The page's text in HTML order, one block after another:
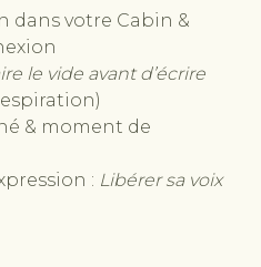
dans votre Cabin &
le vide avant d’écrire
& moment de
: Libérer sa voix